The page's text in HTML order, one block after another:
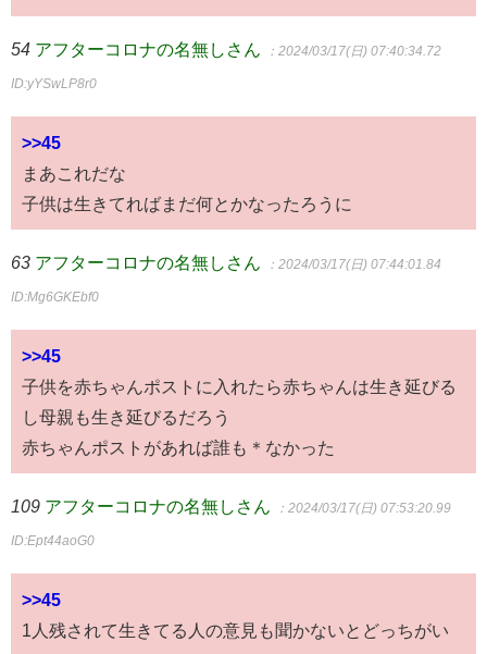
54 アフターコロナの名無しさん ：2024/03/17(日) 07:40:34.72
ID:yYSwLP8r0
>>45
まあこれだな
子供は生きてればまだ何とかなったろうに
63 アフターコロナの名無しさん ：2024/03/17(日) 07:44:01.84
ID:Mg6GKEbf0
>>45
子供を赤ちゃんポストに入れたら赤ちゃんは生き延びる
し母親も生き延びるだろう
赤ちゃんポストがあれば誰も＊なかった
109 アフターコロナの名無しさん ：2024/03/17(日) 07:53:20.99
ID:Ept44aoG0
>>45
1人残されて生きてる人の意見も聞かないとどっちがい